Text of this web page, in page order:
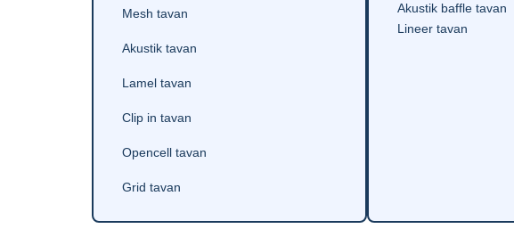
Mesh tavan
Akustik tavan
Lamel tavan
Clip in tavan
Opencell tavan
Grid tavan
Akustik baffle tavan
Lineer tavan